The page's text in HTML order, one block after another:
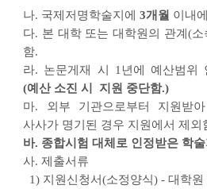
나. 국제저명학술지에 3개월 이내
다. 본 대학 또는 대학원의 관계(
함.
라. 논문게재 시 1년에 예산범위
(예산 소진 시 지원 중단함.)
마. 외부 기관으로부터 지원받
사사가 명기된 경우 지원에서 제외
바. 종합시험 대체로 인정받은 학
사. 제출서류
1) 지원신청서(소정양식) - 대학원